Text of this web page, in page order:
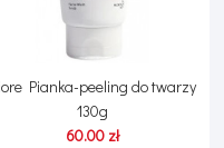
Pianka-peeling do twarzy
130g
60.00 zł